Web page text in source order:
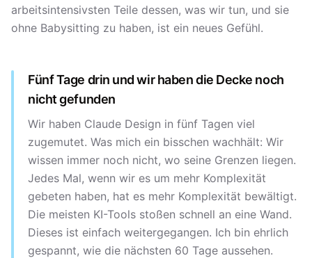
arbeitsintensivsten Teile dessen, was wir tun, und sie
ohne Babysitting zu haben, ist ein neues Gefühl.
Fünf Tage drin und wir haben die Decke noch
nicht gefunden
Wir haben Claude Design in fünf Tagen viel
zugemutet. Was mich ein bisschen wachhält: Wir
wissen immer noch nicht, wo seine Grenzen liegen.
Jedes Mal, wenn wir es um mehr Komplexität
gebeten haben, hat es mehr Komplexität bewältigt.
Die meisten KI-Tools stoßen schnell an eine Wand.
Dieses ist einfach weitergegangen. Ich bin ehrlich
gespannt, wie die nächsten 60 Tage aussehen.